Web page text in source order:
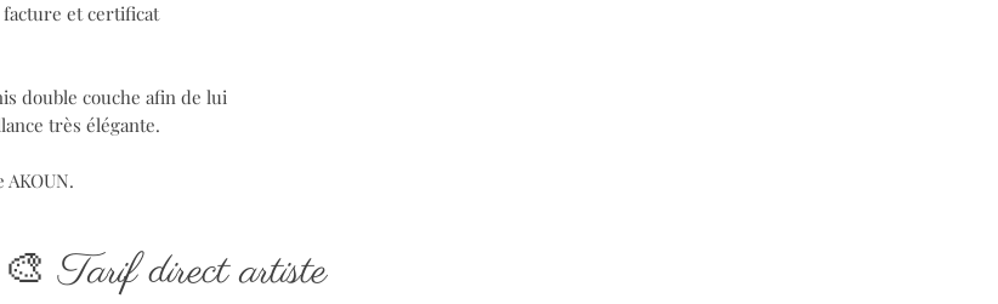
facture et certificat
double couche afin de lui
très élégante.
🎨 Tarif direct artiste